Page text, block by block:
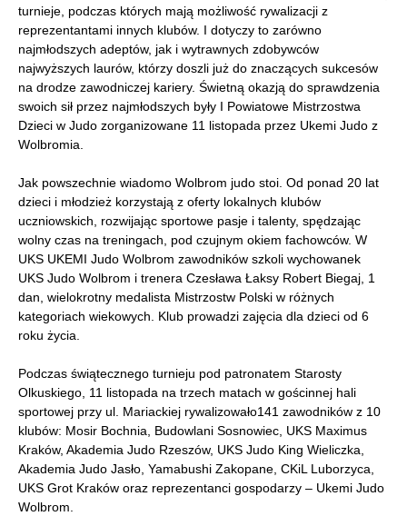
turnieje, podczas których mają możliwość rywalizacji z
reprezentantami innych klubów. I dotyczy to zarówno
najmłodszych adeptów, jak i wytrawnych zdobywców
najwyższych laurów, którzy doszli już do znaczących sukcesów
na drodze zawodniczej kariery. Świetną okazją do sprawdzenia
swoich sił przez najmłodszych były I Powiatowe Mistrzostwa
Dzieci w Judo zorganizowane 11 listopada przez Ukemi Judo z
Wolbromia.
Jak powszechnie wiadomo Wolbrom judo stoi. Od ponad 20 lat
dzieci i młodzież korzystają z oferty lokalnych klubów
uczniowskich, rozwijając sportowe pasje i talenty, spędzając
wolny czas na treningach, pod czujnym okiem fachowców. W
UKS UKEMI Judo Wolbrom zawodników szkoli wychowanek
UKS Judo Wolbrom i trenera Czesława Łaksy Robert Biegaj, 1
dan, wielokrotny medalista Mistrzostw Polski w różnych
kategoriach wiekowych. Klub prowadzi zajęcia dla dzieci od 6
roku życia.
Podczas świątecznego turnieju pod patronatem Starosty
Olkuskiego, 11 listopada na trzech matach w gościnnej hali
sportowej przy ul. Mariackiej rywalizowało141 zawodników z 10
klubów: Mosir Bochnia, Budowlani Sosnowiec, UKS Maximus
Kraków, Akademia Judo Rzeszów, UKS Judo King Wieliczka,
Akademia Judo Jasło, Yamabushi Zakopane, CKiL Luborzyca,
UKS Grot Kraków oraz reprezentanci gospodarzy – Ukemi Judo
Wolbrom.